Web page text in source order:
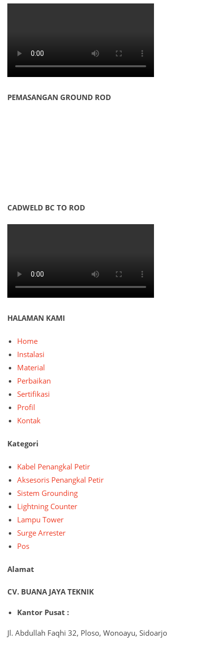
PEMASANGAN GROUND ROD
CADWELD BC TO ROD
HALAMAN KAMI
Home
Instalasi
Material
Perbaikan
Sertifikasi
Profil
Kontak
Kategori
Kabel Penangkal Petir
Aksesoris Penangkal Petir
Sistem Grounding
Lightning Counter
Lampu Tower
Surge Arrester
Pos
Alamat
CV. BUANA JAYA TEKNIK
Kantor Pusat :
Jl. Abdullah Faqhi 32, Ploso, Wonoayu, Sidoarjo